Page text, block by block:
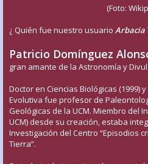
(Foto:
¿ Quién fue nuestro usuario Arbacia
Patricio Domínguez
gran amante de la Astronomía y
Doctor en Ciencias Biológicas (1999)
Evolutiva fue profesor de
Geológicas de la UCM. Miembro del
UCM) desde su creación, estaba
Investigación del Centro “Episodios
Tierra”.